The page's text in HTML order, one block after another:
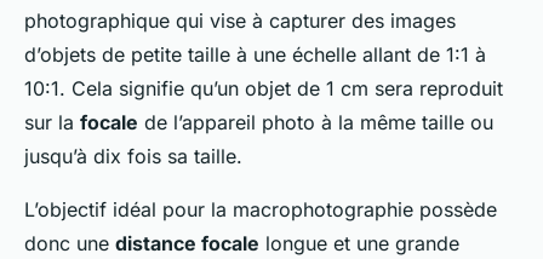
photographique qui vise à capturer des images
d’objets de petite taille à une échelle allant de 1:1 à
10:1. Cela signifie qu’un objet de 1 cm sera reproduit
sur la focale de l’appareil photo à la même taille ou
jusqu’à dix fois sa taille.
L’objectif idéal pour la macrophotographie possède
donc une distance focale longue et une grande